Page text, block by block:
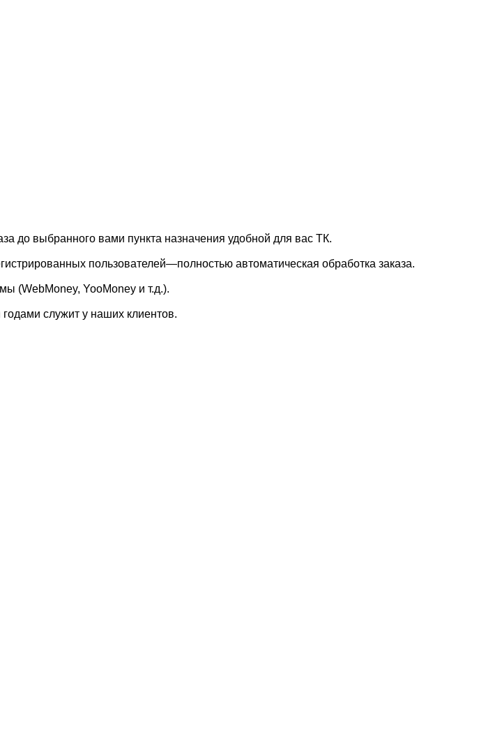
до выбранного вами пункта назначения удобной для вас ТК.
пользователей—полностью автоматическая обработка заказа.
(WebMoney, YooMoney и т.д.).
служит у наших клиентов.